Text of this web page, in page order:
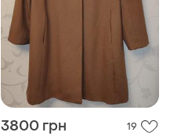
3800 грн 19